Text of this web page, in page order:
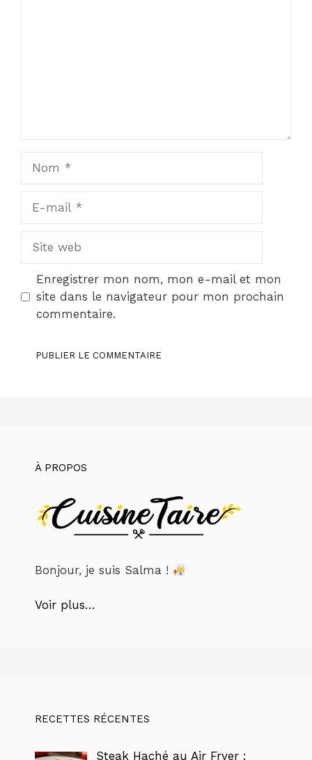
Site
Enregistrer mon nom, mon e-mail et mon
site dans le navigateur pour mon prochain
commentaire.
À PROPOS
Bonjour, je suis Salma !
Voir plus…
RECETTES RÉCENTES
Steak Haché au Air Fryer :